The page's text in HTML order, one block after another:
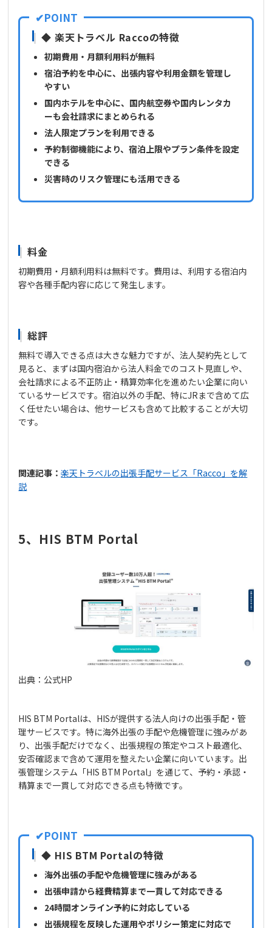
◆ 楽天トラベル Raccoの特徴
初期費用・月額利用料が無料
宿泊予約を中心に、出張内容や利用金額を管理し
やすい
国内ホテルを中心に、国内航空券や国内レンタカ
ーも会社請求にまとめられる
法人限定プランを利用できる
予約制御機能により、宿泊上限やプラン条件を設定
できる
災害時のリスク管理にも活用できる
料金
初期費用・月額利用料は無料です。費用は、利用する宿泊内
容や各種手配内容に応じて発生します。
総評
無料で導入できる点は大きな魅力ですが、法人契約先として
見ると、まずは国内宿泊から法人料金でのコスト見直しや、
会社請求による不正防止・精算効率化を進めたい企業に向い
ているサービスです。宿泊以外の手配、特にJRまで含めて広
く任せたい場合は、他サービスも含めて比較することが大切
です。
関連記事：楽天トラベルの出張手配サービス「Racco」を解
説
5、HIS BTM Portal
出典：公式HP
HIS BTM Portalは、HISが提供する法人向けの出張手配・管
理サービスです。特に海外出張の手配や危機管理に強みがあ
り、出張手配だけでなく、出張規程の策定やコスト最適化、
安否確認まで含めて運用を整えたい企業に向いています。出
張管理システム「HIS BTM Portal」を通じて、予約・承認・
精算まで一貫して対応できる点も特徴です。
◆ HIS BTM Portalの特徴
海外出張の手配や危機管理に強みがある
出張申請から経費精算まで一貫して対応できる
24時間オンライン予約に対応している
出張規程を反映した運用やポリシー策定に対応で